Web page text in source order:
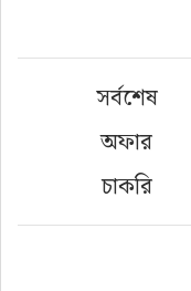
সর্বশেষ
অফার
চাকরি